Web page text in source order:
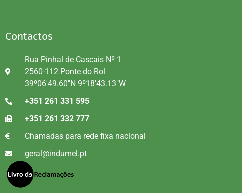
Contactos
Rua Pinhal de Cascais Nº 1
2560-112 Ponte do Rol
39º06'49.60"N 9º18'43.13"W
+351 261 331 595
+351 261 332 777
Chamadas para rede fixa nacional
geral@indumel.pt